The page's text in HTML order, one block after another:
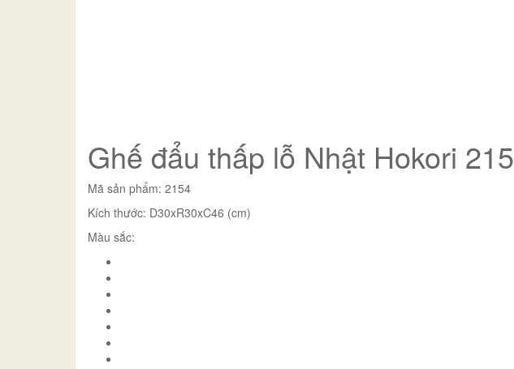
Ghế đẩu thấp lỗ Nhật Hokori
Mã sản phẩm: 2154
Kích thước: D30xR30xC46 (cm)
Màu sắc: